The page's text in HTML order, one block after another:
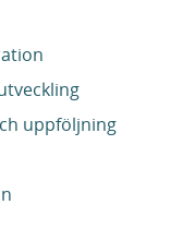
uppföljning